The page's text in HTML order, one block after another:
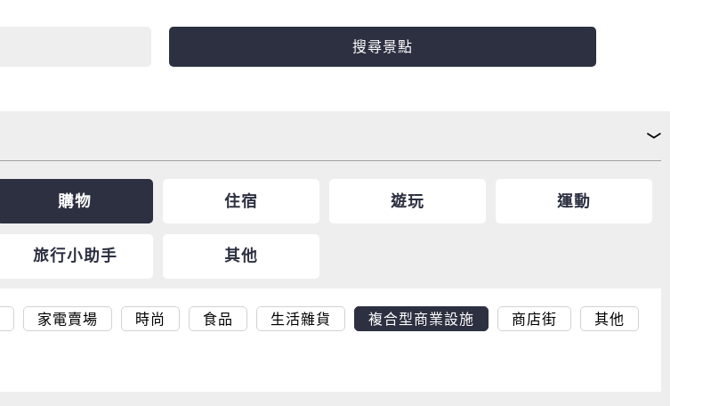
搜尋景點
購物 住宿 遊玩 運動
旅行小助手 其他
家電賣場 時尚 食品 生活雜貨 複合型商業設施 商店街
其他